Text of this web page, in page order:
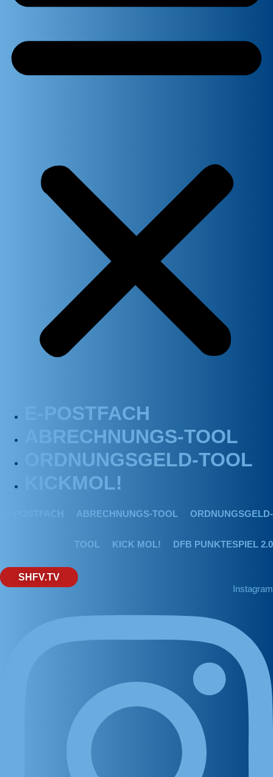
E-POSTFACH
ABRECHNUNGS-TOOL
ORDNUNGSGELD-TOOL
KICKMOL!
E-POSTFACH ABRECHNUNGS-TOOL ORDNUNGSGELD-
TOOL KICK MOL! DFB PUNKTESPIEL 2.0
SHFV.TV
Instagram